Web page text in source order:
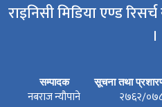
राइनिसी मिडिया एण्ड रिसर्च
।
सम्पादक
नबराज न्यौपाने
सूचना तथा प्रशारण
२७६२/